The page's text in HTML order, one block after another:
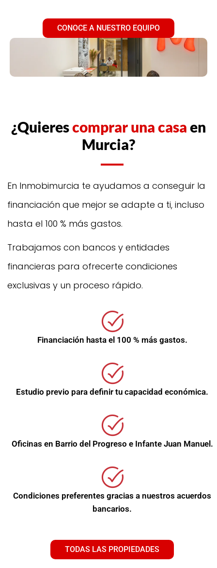
CONOCE A NUESTRO EQUIPO
¿Quierescomprar una casaen
Murcia?
En Inmobimurcia te ayudamos a conseguir la
financiación que mejor se adapte a ti, incluso
hasta el 100 % más gastos.
Trabajamos con bancos y entidades
financieras para ofrecerte condiciones
exclusivas y un proceso rápido.
Financiación hasta el 100 % más gastos.
Estudio previo para definir tu capacidad económica.
Oficinas en Barrio del Progreso e Infante Juan Manuel.
Condiciones preferentes gracias a nuestros acuerdos
bancarios.
TODAS LAS PROPIEDADES